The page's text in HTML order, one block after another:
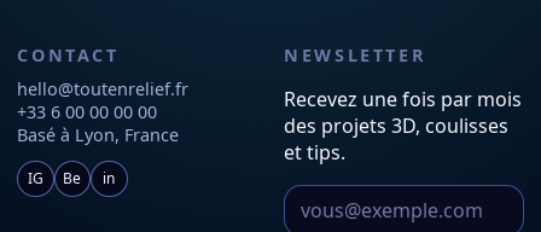
CONTACT
hello@toutenrelief.fr
+33 6 00 00 00 00
Basé à Lyon, France
IG Be in
NEWSLETTER
Recevez une fois par mois
des projets 3D, coulisses
et tips.
Votre email